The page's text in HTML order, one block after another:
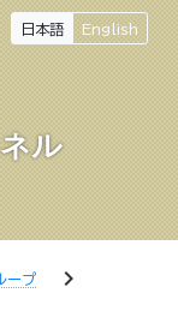
日本語 English
ル
ープ chevron_right